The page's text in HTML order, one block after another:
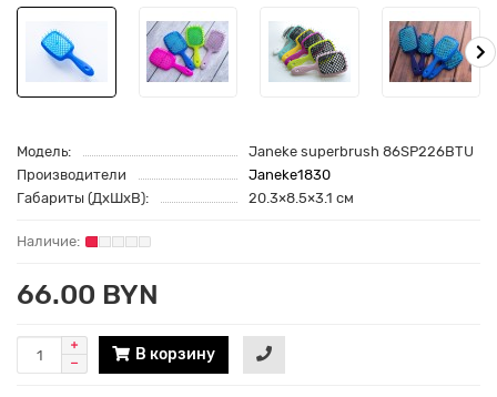
Модель:
Janeke superbrush 86SP226BTU
Производители
Janeke1830
Габариты (ДхШхВ):
20.3×8.5×3.1 см
66.00 BYN
В корзину